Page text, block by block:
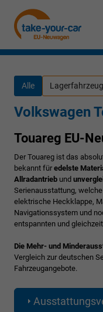
Alle
Volkswagen
Touareg EU-
Der Touareg ist das
bekannt für edelste
Allradantrieb und
Serienausstattung,
elektrische Heckklappe,
Navigationssystem und
entspannten und
Die Mehr- und
Vergleich zur deutschen
Fahrzeugangebote.